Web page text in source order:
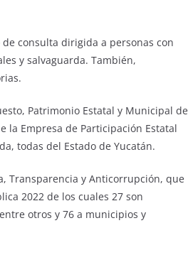
consulta dirigida a personas con
y salvaguarda. También,
Patrimonio Estatal y Municipal de
la Empresa de Participación Estatal
todas del Estado de Yucatán.
Transparencia y Anticorrupción, que
2022 de los cuales 27 son
otros y 76 a municipios y